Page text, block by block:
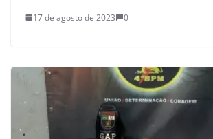
17 de agosto de 2023 0